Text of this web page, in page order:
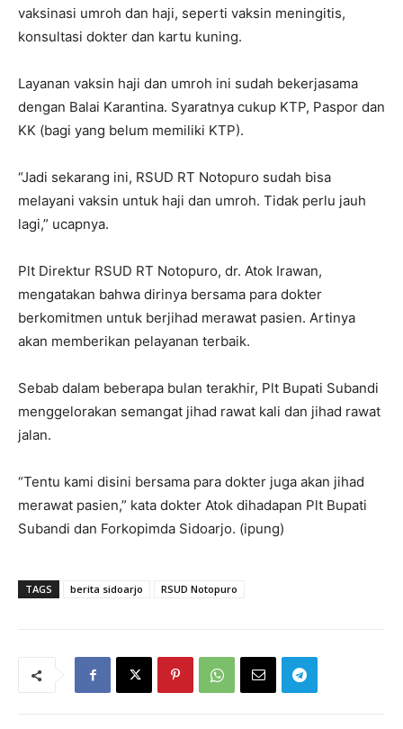
vaksinasi umroh dan haji, seperti vaksin meningitis,
konsultasi dokter dan kartu kuning.
Layanan vaksin haji dan umroh ini sudah bekerjasama
dengan Balai Karantina. Syaratnya cukup KTP, Paspor dan
KK (bagi yang belum memiliki KTP).
“Jadi sekarang ini, RSUD RT Notopuro sudah bisa
melayani vaksin untuk haji dan umroh. Tidak perlu jauh
lagi,” ucapnya.
Plt Direktur RSUD RT Notopuro, dr. Atok Irawan,
mengatakan bahwa dirinya bersama para dokter
berkomitmen untuk berjihad merawat pasien. Artinya
akan memberikan pelayanan terbaik.
Sebab dalam beberapa bulan terakhir, Plt Bupati Subandi
menggelorakan semangat jihad rawat kali dan jihad rawat
jalan.
“Tentu kami disini bersama para dokter juga akan jihad
merawat pasien,” kata dokter Atok dihadapan Plt Bupati
Subandi dan Forkopimda Sidoarjo. (ipung)
TAGS berita sidoarjo RSUD Notopuro